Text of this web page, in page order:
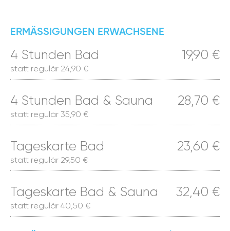
ERMÄSSIGUNGEN ERWACHSENE
4 Stunden Bad 19,90 €
statt regulär 24,90 €
4 Stunden Bad & Sauna 28,70 €
statt regulär 35,90 €
Tageskarte Bad 23,60 €
statt regulär 29,50 €
Tageskarte Bad & Sauna 32,40 €
statt regulär 40,50 €